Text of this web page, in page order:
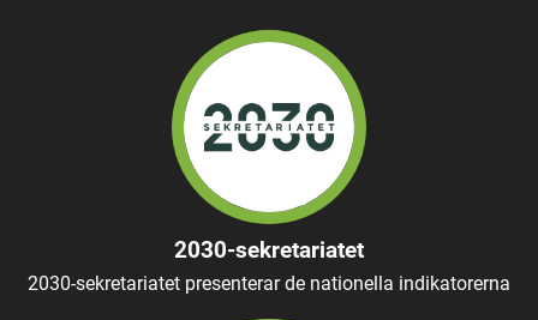
2030-sekretariatet
2030-sekretariatet presenterar de nationella indikatorerna